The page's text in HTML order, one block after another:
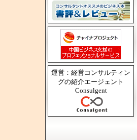
運営：経営コンサルティン
グの紹介エージェント
Consulgent